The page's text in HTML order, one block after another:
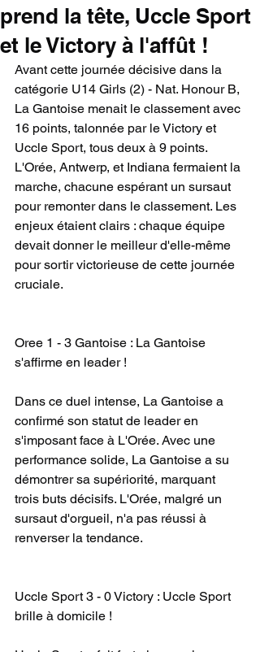
prend la tête, Uccle Sport
et le Victory à l'affût !
Avant cette journée décisive dans la
catégorie U14 Girls (2) - Nat. Honour B,
La Gantoise menait le classement avec
16 points, talonnée par le Victory et
Uccle Sport, tous deux à 9 points.
L'Orée, Antwerp, et Indiana fermaient la
marche, chacune espérant un sursaut
pour remonter dans le classement. Les
enjeux étaient clairs : chaque équipe
devait donner le meilleur d'elle-même
pour sortir victorieuse de cette journée
cruciale.
Oree 1 - 3 Gantoise : La Gantoise
s'affirme en leader !
Dans ce duel intense, La Gantoise a
confirmé son statut de leader en
s'imposant face à L'Orée. Avec une
performance solide, La Gantoise a su
démontrer sa supériorité, marquant
trois buts décisifs. L'Orée, malgré un
sursaut d'orgueil, n'a pas réussi à
renverser la tendance.
Uccle Sport 3 - 0 Victory : Uccle Sport
brille à domicile !